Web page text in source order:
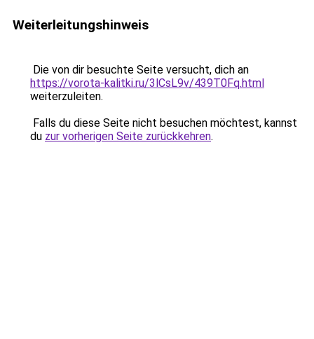
Weiterleitungshinweis
Die von dir besuchte Seite versucht, dich an
https://vorota-kalitki.ru/3lCsL9v/439T0Fq.html
weiterzuleiten.
Falls du diese Seite nicht besuchen möchtest, kannst
du zur vorherigen Seite zurückkehren.